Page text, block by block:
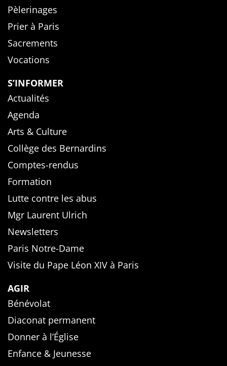
Pèlerinages
Prier à Paris
Sacrements
Vocations
S’INFORMER
Actualités
Agenda
Arts & Culture
Collège des Bernardins
Comptes-rendus
Formation
Lutte contre les abus
Mgr Laurent Ulrich
Newsletters
Paris Notre-Dame
Visite du Pape Léon XIV à Paris
AGIR
Bénévolat
Diaconat permanent
Donner à l’Église
Enfance & Jeunesse